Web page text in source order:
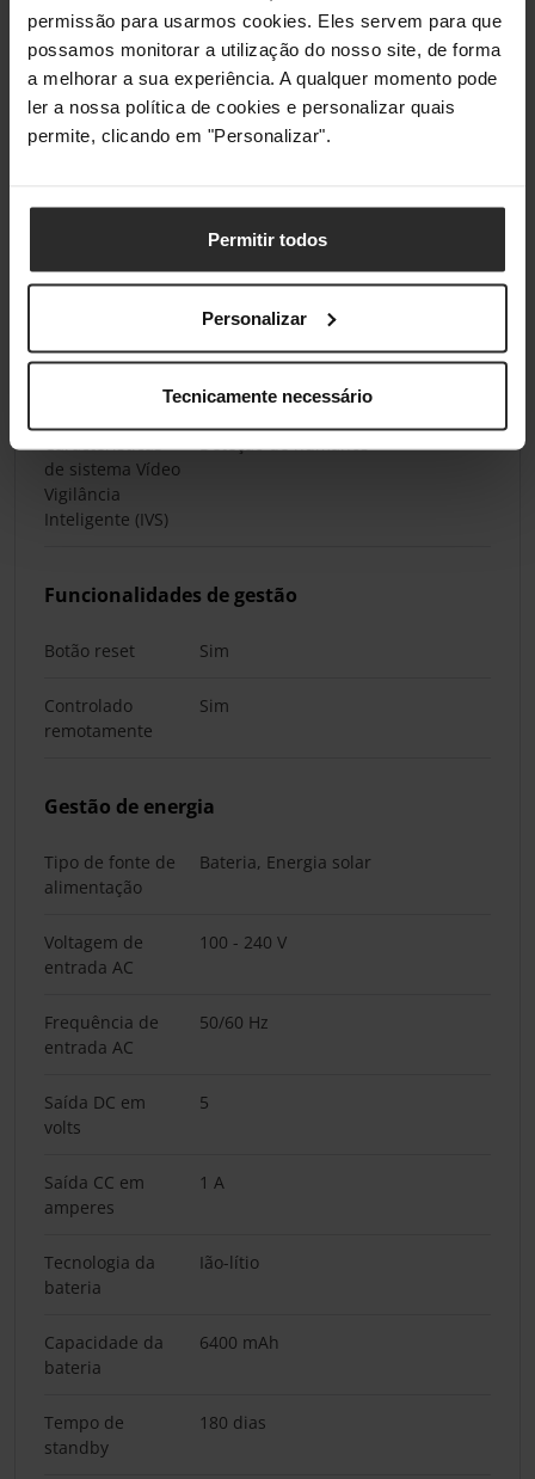
permissão para usarmos cookies. Eles servem para que
possamos monitorar a utilização do nosso site, de forma
a melhorar a sua experiência. A qualquer momento pode
ler a nossa política de cookies e personalizar quais
permite, clicando em "Personalizar".
Permitir todos
Personalizar
Tecnicamente necessário
Segurança
Sirene integrada Sim
sirene
movimentos
Codificação /
128-bit AES, SSL/TLS, WPA, WPA2-
PSK
Características
de sistema Vídeo
Vigilância
Inteligente (IVS)
Deteção de humanos
Funcionalidades de gestão
Botão reset Sim
Controlado
remotamente
Sim
Gestão de energia
Tipo de fonte de
alimentação
Bateria, Energia solar
Voltagem de
entrada AC
100 - 240 V
Frequência de
entrada AC
50/60 Hz
Saída DC em
volts
5
Saída CC em
amperes
1 A
Tecnologia da
bateria
Ião-lítio
Capacidade da
bateria
6400 mAh
Tempo de
standby
180 dias